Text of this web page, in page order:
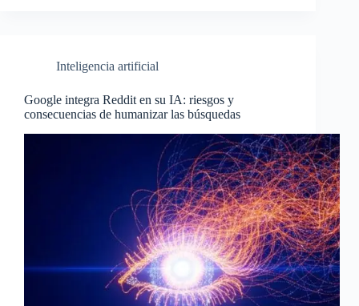
Inteligencia artificial
Google integra Reddit en su IA: riesgos y
consecuencias de humanizar las búsquedas